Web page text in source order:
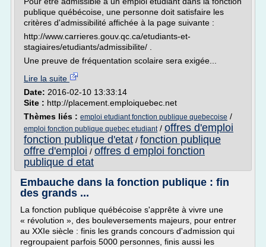
publique québécoise, une personne doit satisfaire les
critères d'admissibilité affichée à la page suivante :
http://www.carrieres.gouv.qc.ca/etudiants-et-
stagiaires/etudiants/admissibilite/ .
Une preuve de fréquentation scolaire sera exigée...
Lire la suite
Date: 2016-02-10 13:33:14
Site : http://placement.emploiquebec.net
Thèmes liés : emploi etudiant fonction publique quebecoise /
emploi fonction publique quebec etudiant/ offres d'emploi
fonction publique d'etat / fonction publique
offre d'emploi / offres d emploi fonction
publique d etat
Embauche dans la fonction publique : fin
des grands ...
La fonction publique québécoise s'apprête à vivre une
« révolution », des bouleversements majeurs, pour entrer
au XXIe siècle : finis les grands concours d'admission qui
regroupaient parfois 5000 personnes, finis aussi les